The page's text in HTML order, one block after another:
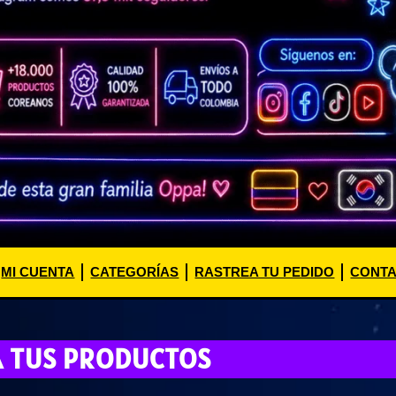
MI CUENTA CATEGORÍAS RASTREA TU PEDIDO
TUS PRODUCTOS